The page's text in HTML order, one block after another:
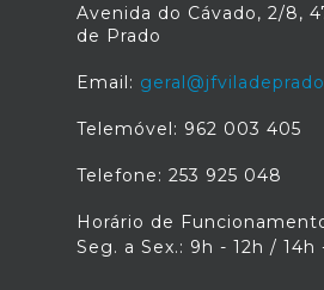
Avenida do Cávado, 2/8,
de Prado
Email:
Telemóvel: 962 003 405
Telefone: 253 925 048
Horário de
Seg. a Sex.: 9h - 12h / 14h